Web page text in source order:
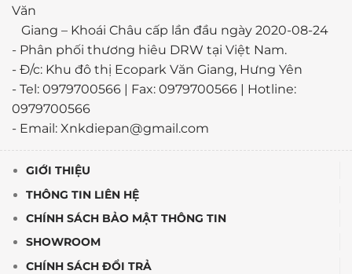
Văn
Giang – Khoái Châu cấp lần đầu ngày 2020-08-24
- Phân phối thương hiêu DRW tại Việt Nam.
- Đ/c: Khu đô thị Ecopark Văn Giang, Hưng Yên
- Tel: 0979700566 | Fax: 0979700566 | Hotline:
0979700566
- Email: Xnkdiepan@gmail.com
GIỚI THIỆU
THÔNG TIN LIÊN HỆ
CHÍNH SÁCH BẢO MẬT THÔNG TIN
SHOWROOM
CHÍNH SÁCH ĐỔI TRẢ